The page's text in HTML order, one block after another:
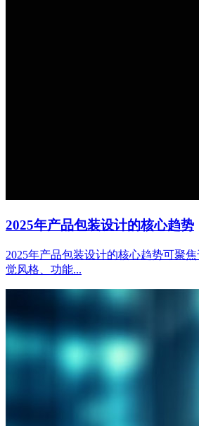
2025年产品包装设计的核心趋势
2025年产品包装设计的核心趋势可聚
觉风格、功能...